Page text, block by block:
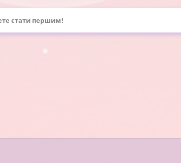
стати першим!